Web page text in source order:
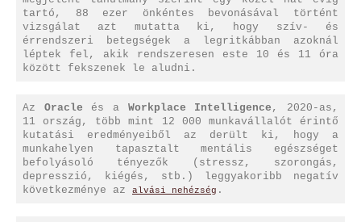
tartó, 88 ezer önkéntes bevonásával történt
vizsgálat azt mutatta ki, hogy szív- és
érrendszeri betegségek a legritkábban azoknál
léptek fel, akik rendszeresen este 10 és 11 óra
között fekszenek le aludni.
Az Oracle és a Workplace Intelligence , 2020-as,
11 ország, több mint 12 000 munkavállalót érintő
kutatási eredményeiből az derült ki, hogy a
munkahelyen tapasztalt mentális egészséget
befolyásoló tényezők (stressz, szorongás,
depresszió, kiégés, stb.) leggyakoribb negatív
következménye az
alvási nehézség .